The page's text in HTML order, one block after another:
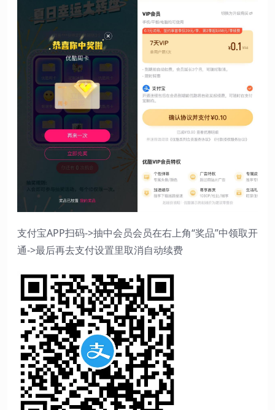
支付宝APP扫码->抽中会员会员在右上角“奖品”中领取开
通->最后再去支付设置里取消自动续费